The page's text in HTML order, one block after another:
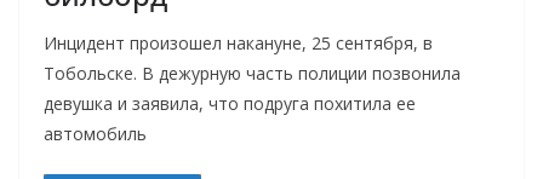
Инцидент произошел накануне, 25 сентября, в
Тобольске. В дежурную часть полиции позвонила
девушка и заявила, что подруга похитила ее
автомобиль